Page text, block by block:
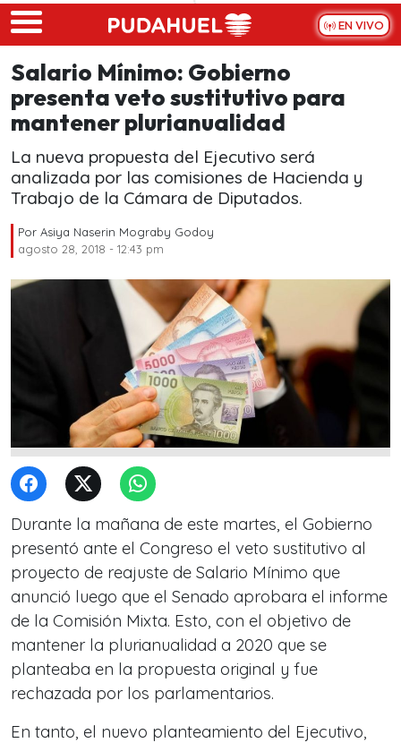
Skip to main content
EN VIVO
Salario Mínimo: Gobierno
presenta veto sustitutivo para
mantener plurianualidad
La nueva propuesta del Ejecutivo será
analizada por las comisiones de Hacienda y
Trabajo de la Cámara de Diputados.
Por Asiya Naserin Mograby Godoy
agosto 28, 2018 - 12:43 pm
Durante la mañana de este martes, el Gobierno
presentó ante el Congreso el veto sustitutivo al
proyecto de reajuste de Salario Mínimo que
anunció luego que el Senado aprobara el informe
de la Comisión Mixta. Esto, con el objetivo de
mantener la plurianualidad a 2020 que se
planteaba en la propuesta original y fue
rechazada por los parlamentarios.
En tanto, el nuevo planteamiento del Ejecutivo,